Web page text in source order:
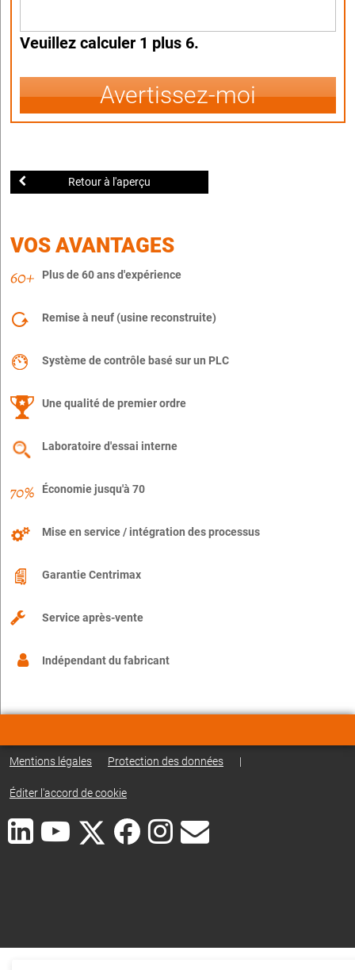
Veuillez calculer 1 plus 6.
Avertissez-moi
Retour à l'aperçu
VOS AVANTAGES
Plus de 60 ans d'expérience
Remise à neuf (usine reconstruite)
Système de contrôle basé sur un PLC
Une qualité de premier ordre
Laboratoire d'essai interne
Économie jusqu'à 70
Mise en service / intégration des processus
Garantie Centrimax
Service après-vente
Indépendant du fabricant
Mentions légales Protection des données |
Éditer l'accord de cookie